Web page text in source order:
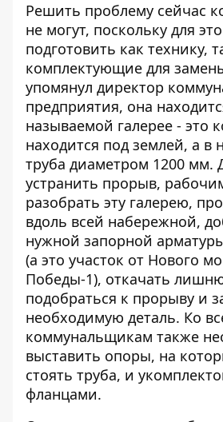
Решить проблему сейчас
не могут, поскольку для
подготовить как технику,
комплектующие для
упомянул директор
предприятия, она
называемой галерее - это
находится под землей, а в
труба диаметром 1200 мм.
устранить прорыв,
разобрать эту галерею,
вдоль всей набережной,
нужной запорной
(а это участок от Нового
Победы-1), откачать
подобраться к прорыву и
необходимую деталь. Ко
коммунальщикам также
выставить опоры, на
стоять труба, и
фланцами.